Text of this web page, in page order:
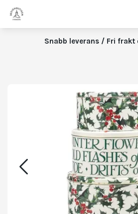
Snabb leverans / Fri